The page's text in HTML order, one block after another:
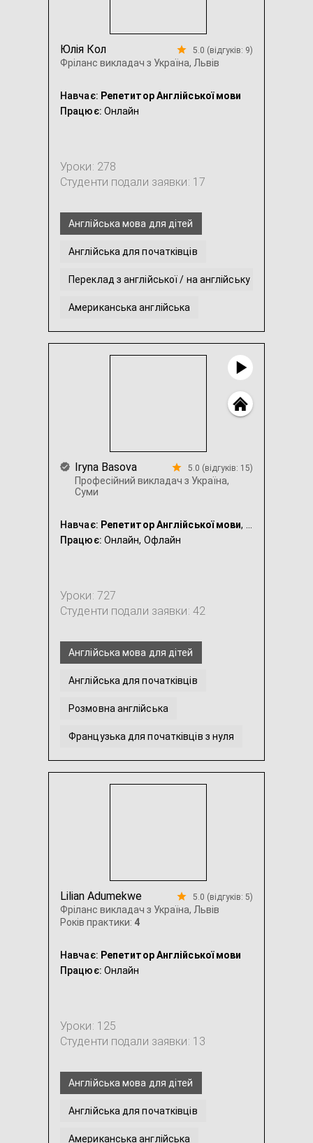
Юлія Кол
Фріланс викладач з Україна, Львів
5.0 (відгуків: 9)
Навчає: Репетитор Англійської мови
Працює: Онлайн
Уроки: 278
Студенти подали заявки: 17
Англійська мова для дітей
Англійська для початківців
Переклад з англійської / на англійську
Американська англійська
Англійська для IT-фахівців
Iryna Basova
Професійний викладач з Україна,
Суми
5.0 (відгуків: 15)
Навчає: Репетитор Англійської мови, Репетитор Французької мови
Працює: Онлайн, Офлайн
Уроки: 727
Студенти подали заявки: 42
Англійська мова для дітей
Англійська для початківців
Розмовна англійська
Французька для початківців з нуля
ЗНО Англійська
Lilian Adumekwe
Фріланс викладач з Україна, Львів
Років практики: 4
5.0 (відгуків: 5)
Навчає: Репетитор Англійської мови
Працює: Онлайн
Уроки: 125
Студенти подали заявки: 13
Англійська мова для дітей
Англійська для початківців
Американська англійська